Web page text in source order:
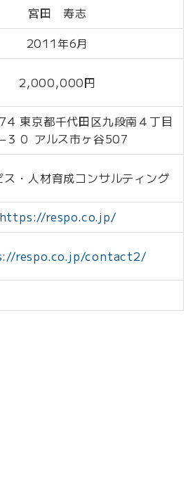
宮田 寿志
2011年6月
2,000,000円
東京都千代田区九段南４丁目
３０ アルス市ヶ谷507
ス・人材育成コンサルティング
https://respo.co.jp/
respo.co.jp/contact2/